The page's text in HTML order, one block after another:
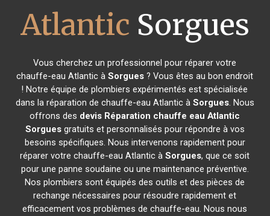
Atlantic Sorgues
Vous cherchez un professionnel pour réparer votre
chauffe-eau Atlantic àSorgues ? Vous êtes au bon endroit
! Notre équipe de plombiers expérimentés est spécialisée
dans la réparation de chauffe-eau Atlantic à Sorgues. Nous
offrons des devis Réparation chauffe eau Atlantic
Sorguesgratuits et personnalisés pour répondre à vos
besoins spécifiques. Nous intervenons rapidement pour
réparer votre chauffe-eau Atlantic àSorgues, que ce soit
pour une panne soudaine ou une maintenance préventive.
Nos plombiers sont équipés des outils et des pièces de
rechange nécessaires pour résoudre rapidement et
efficacement vos problèmes de chauffe-eau. Nous nous